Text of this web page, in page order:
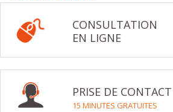
CONSULTATION
EN LIGNE
PRISE DE CONTACT
15 MINUTES GRATUITES